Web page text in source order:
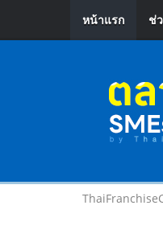
หน้าแรก ช่